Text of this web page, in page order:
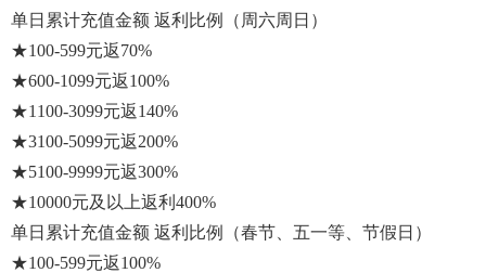
单日累计充值金额 返利比例（周六周日）
★100-599元返70%
★600-1099元返100%
★1100-3099元返140%
★3100-5099元返200%
★5100-9999元返300%
★10000元及以上返利400%
单日累计充值金额 返利比例（春节、五一等、节假日）
★100-599元返100%